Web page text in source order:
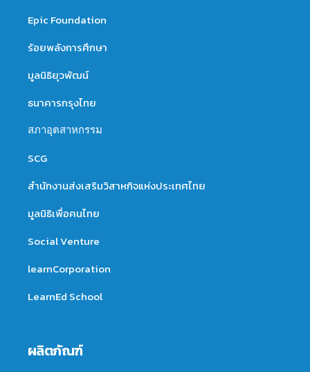
Epic Foundation
ร้อยพลังการศึกษา
มูลนิธิยุวพัฒน์
ธนาคารกรุงไทย
สภาอุตสาหกรรม
SCG
สำนักงานส่งเสริมวิสาหกิจแห่งประเทศไทย
มูลนิธิเพื่อคนไทย
Social Venture
learnCorporation
LearnEd School
ผลิตภัณฑ์